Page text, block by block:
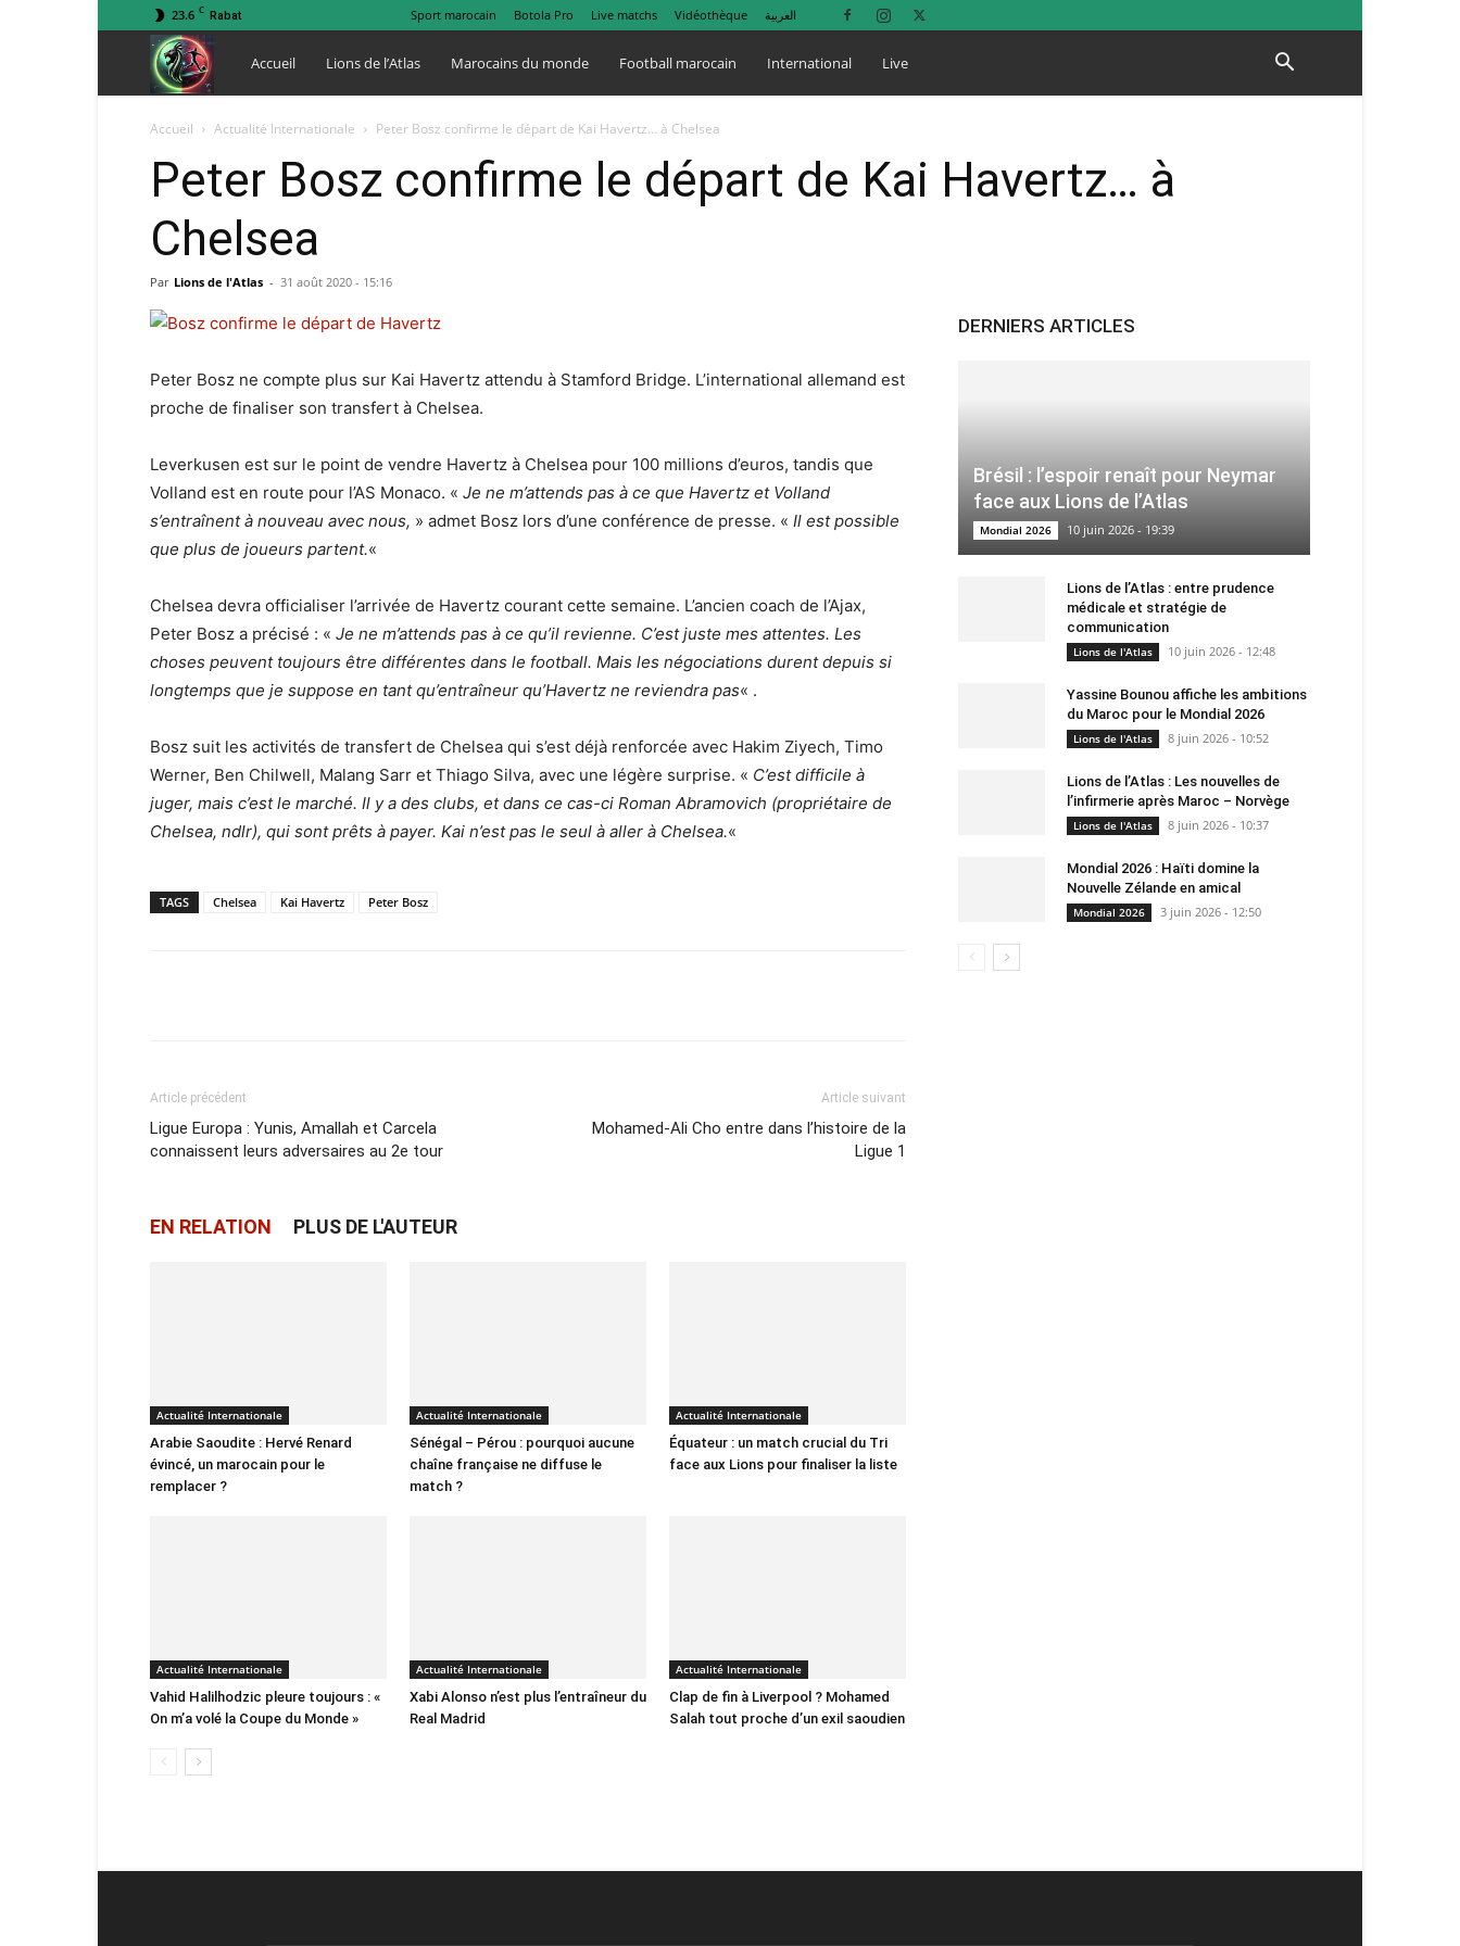
23.6 C Rabat Sport marocain Botola Pro Live matchs Vidéothèque العربية
Lions
de
l
Atlas
Accueil Lions de l’Atlas Marocains du monde Football marocain International Live
Accueil Actualité Internationale Peter Bosz confirme le départ de Kai Havertz… à Chelsea
Peter Bosz confirme le départ de Kai Havertz… à
Chelsea
Par Lions de l'Atlas - 31 août 2020 - 15:16
Peter Bosz ne compte plus sur Kai Havertz attendu à Stamford Bridge. L’international allemand est
proche de finaliser son transfert à Chelsea.
Leverkusen est sur le point de vendre Havertz à Chelsea pour 100 millions d’euros, tandis que
Volland est en route pour l’AS Monaco. « Je ne m’attends pas à ce que Havertz et Volland
s’entraînent à nouveau avec nous, » admet Bosz lors d’une conférence de presse. « Il est possible
que plus de joueurs partent.«
Chelsea devra officialiser l’arrivée de Havertz courant cette semaine. L’ancien coach de l’Ajax,
Peter Bosz a précisé : « Je ne m’attends pas à ce qu’il revienne. C’est juste mes attentes. Les
choses peuvent toujours être différentes dans le football. Mais les négociations durent depuis si
longtemps que je suppose en tant qu’entraîneur qu’Havertz ne reviendra pas« .
Bosz suit les activités de transfert de Chelsea qui s’est déjà renforcée avec Hakim Ziyech, Timo
Werner, Ben Chilwell, Malang Sarr et Thiago Silva, avec une légère surprise. « C’est difficile à
juger, mais c’est le marché. Il y a des clubs, et dans ce cas-ci Roman Abramovich (propriétaire de
Chelsea, ndlr), qui sont prêts à payer. Kai n’est pas le seul à aller à Chelsea.«
TAGS Chelsea Kai Havertz Peter Bosz
Article précédent
Ligue Europa : Yunis, Amallah et Carcela
connaissent leurs adversaires au 2e tour
Article suivant
Mohamed-Ali Cho entre dans l’histoire de la
Ligue 1
EN RELATION PLUS DE L'AUTEUR
Actualité Internationale
Arabie Saoudite : Hervé Renard
évincé, un marocain pour le
remplacer ?
Actualité Internationale
Sénégal – Pérou : pourquoi aucune
chaîne française ne diffuse le
match ?
Actualité Internationale
Équateur : un match crucial du Tri
face aux Lions pour finaliser la liste
Actualité Internationale
Vahid Halilhodzic pleure toujours : «
On m’a volé la Coupe du Monde »
Actualité Internationale
Xabi Alonso n’est plus l’entraîneur du
Real Madrid
Actualité Internationale
Clap de fin à Liverpool ? Mohamed
Salah tout proche d’un exil saoudien
DERNIERS ARTICLES
Brésil : l’espoir renaît pour Neymar
face aux Lions de l’Atlas
Mondial 2026 10 juin 2026 - 19:39
Lions de l’Atlas : entre prudence
médicale et stratégie de
communication
Lions de l'Atlas 10 juin 2026 - 12:48
Yassine Bounou affiche les ambitions
du Maroc pour le Mondial 2026
Lions de l'Atlas 8 juin 2026 - 10:52
Lions de l’Atlas : Les nouvelles de
l’infirmerie après Maroc – Norvège
Lions de l'Atlas 8 juin 2026 - 10:37
Mondial 2026 : Haïti domine la
Nouvelle Zélande en amical
Mondial 2026 3 juin 2026 - 12:50